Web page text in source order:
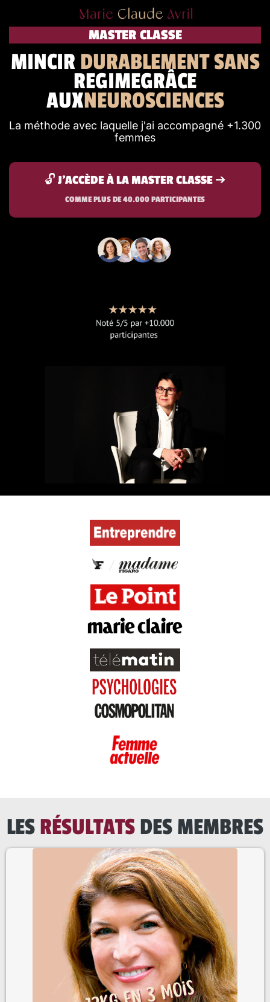
MASTER CLASSE
MINCIR DURABLEMENT SANS
REGIMEGRÂCE
AUXNEUROSCIENCES
La méthode avec laquelle j'ai accompagné +1.300
femmes
🔓 J'ACCÈDE À LA MASTER CLASSE ➔
COMME PLUS DE 40.000 PARTICIPANTES
LES RÉSULTATS DES MEMBRES